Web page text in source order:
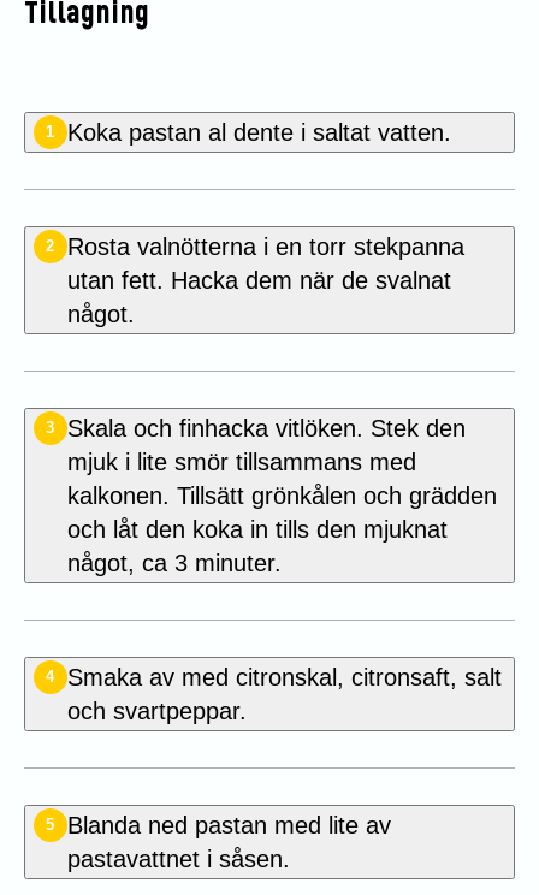
Tillagning
1 Koka pastan al dente i saltat vatten.
2
Rosta valnötterna i en torr stekpanna
utan fett. Hacka dem när de svalnat
något.
3
Skala och finhacka vitlöken. Stek den
mjuk i lite smör tillsammans med
kalkonen. Tillsätt grönkålen och grädden
och låt den koka in tills den mjuknat
något, ca 3 minuter.
4
Smaka av med citronskal, citronsaft, salt
och svartpeppar.
5
Blanda ned pastan med lite av
pastavattnet i såsen.